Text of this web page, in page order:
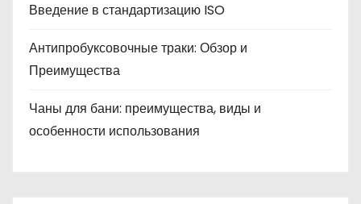
Введение в стандартизацию ISO
Антипробуксовочные траки: Обзор и
Преимущества
Чаны для бани: преимущества, виды и
особенности использования